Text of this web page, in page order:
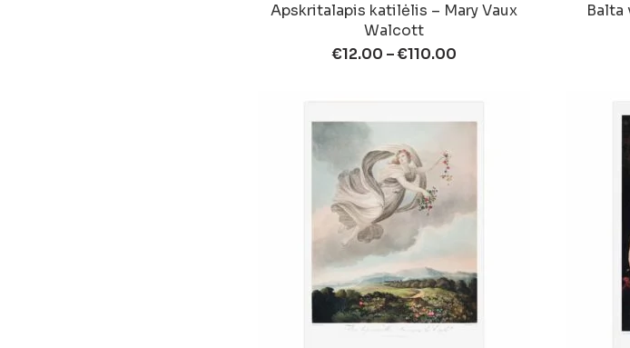
Apskritalapis katilėlis – Mary Vaux
Walcott
€12.00 –€110.00
Balta